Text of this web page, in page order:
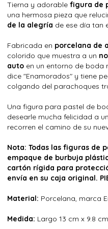
Tierna y adorable figura de
una hermosa pieza que
de la alegría de ese día tan
Fabricada en porcelana de
colorido que muestra a un
auto en un entorno de boda
dice "Enamorados" y tiene
colgando del parachoques
Una figura para pastel de
desearle mucha felicidad a
recorren el camino de su
Nota: Todas las figuras de
empaque de burbuja
cartón rígida para
envía en su caja original.
Material: Porcelana, marca
Medida: Largo 13 cm x 9.8